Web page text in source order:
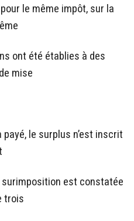
le même impôt, sur la
ont été établies à des
mise
le surplus n’est inscrit
est constatée
trois